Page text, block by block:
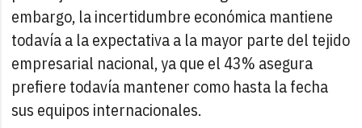
embargo, la incertidumbre económica mantiene
todavía a la expectativa a la mayor parte del tejido
empresarial nacional, ya que el 43% asegura
prefiere todavía mantener como hasta la fecha
sus equipos internacionales.